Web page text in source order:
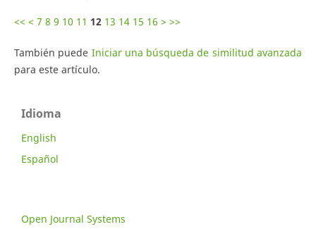
<< < 7 8 9 10 11 12 13 14 15 16 > >>
También puede Iniciar una búsqueda de similitud avanzada
para este artículo.
Idioma
English
Español
Open Journal Systems